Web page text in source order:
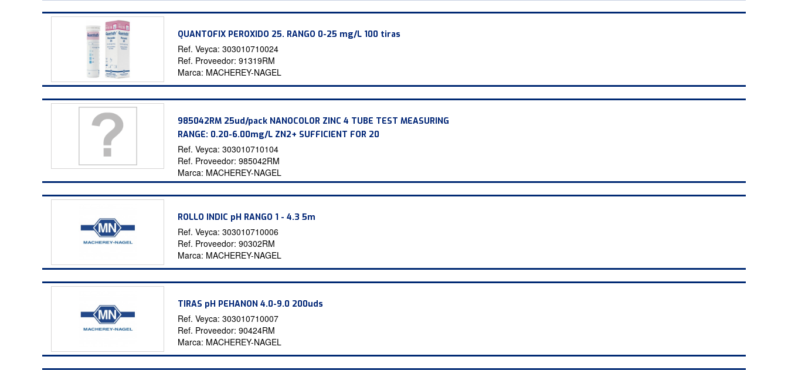
QUANTOFIX PEROXIDO 25. RANGO 0-25 mg/L 100 tiras
Ref. Veyca:303010710024
Ref. Proveedor:91319RM
Marca: MACHEREY-NAGEL
985042RM 25ud/pack NANOCOLOR ZINC 4 TUBE TEST MEASURING
RANGE: 0.20-6.00mg/L ZN2+ SUFFICIENT FOR 20
Ref. Veyca:303010710104
Ref. Proveedor:985042RM
Marca: MACHEREY-NAGEL
ROLLO INDIC pH RANGO 1 - 4.3 5m
Ref. Veyca:303010710006
Ref. Proveedor:90302RM
Marca: MACHEREY-NAGEL
TIRAS pH PEHANON 4.0-9.0 200uds
Ref. Veyca:303010710007
Ref. Proveedor:90424RM
Marca: MACHEREY-NAGEL